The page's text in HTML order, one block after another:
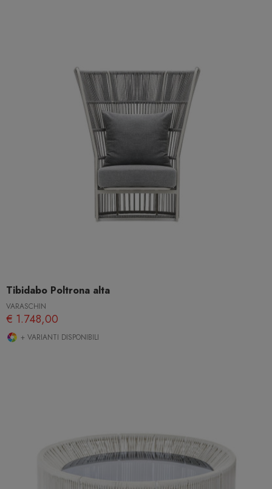
Tibidabo Poltrona alta
VARASCHIN
€ 1.748,00
+ VARIANTI DISPONIBILI